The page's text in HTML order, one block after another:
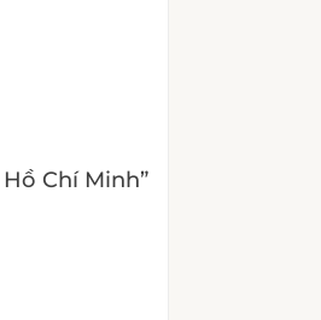
Chí Minh”